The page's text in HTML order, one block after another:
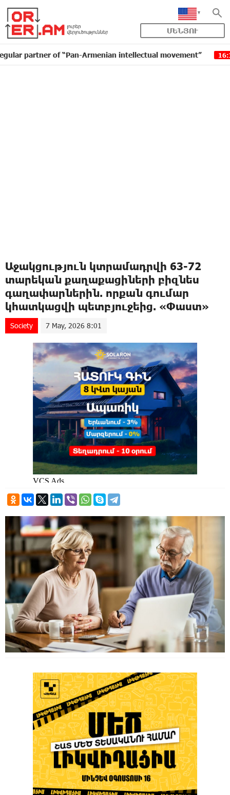
ՄԵՆՅՈՒ
of “Pan-Armenian intellectual movement” 16:11
Աջակցություն կտրամադրվի 63-72
տարեկան քաղաքացիների բիզնես
գաղափարներին. որքան գումար
կհատկացվի պետբյուջեից. «Փաստ»
Society 7 May, 2026 8:01